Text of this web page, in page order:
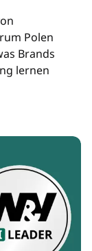
Polen
Brands
lernen